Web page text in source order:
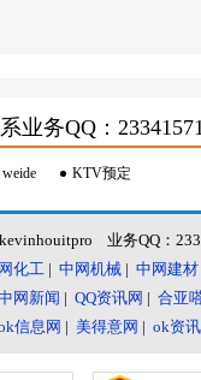
业务QQ：
weide KTV预定
业务QQ：
化工 | 中网机械 | 中网建材
网新闻 | QQ资讯网 | 合亚
信息网 | 美得意网 | ok资